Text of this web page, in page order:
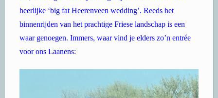
heerlijke ‘big fat Heerenveen wedding’. Reeds het
binnenrijden van het prachtige Friese landschap is een
waar genoegen. Immers, waar vind je elders zo’n entrée
voor ons Laanens: